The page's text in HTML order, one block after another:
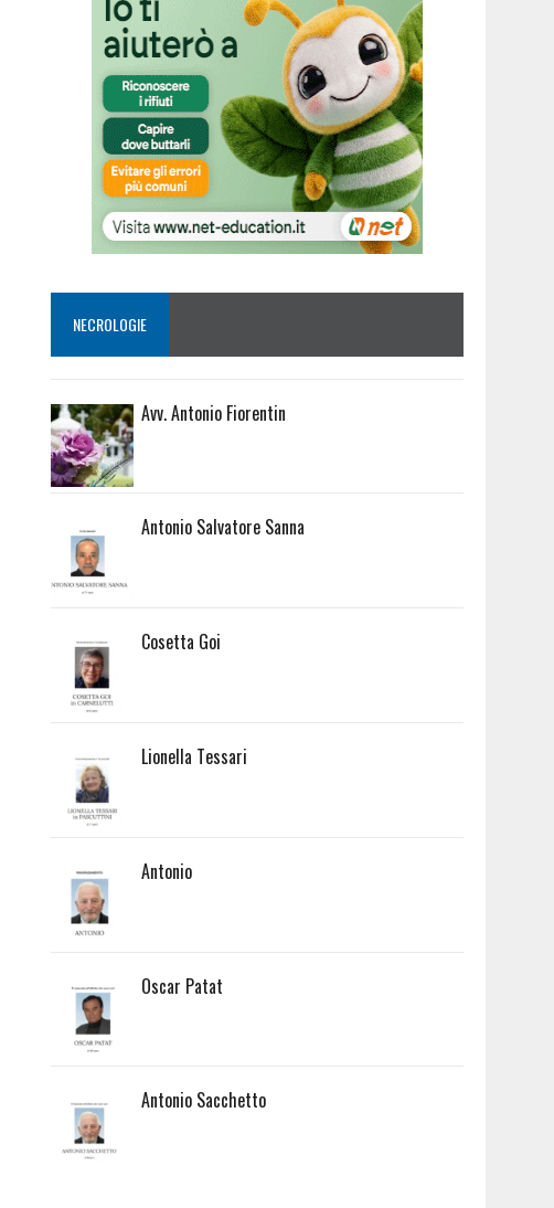
NECROLOGIE
Avv. Antonio Fiorentin
Antonio Salvatore Sanna
Cosetta Goi
Lionella Tessari
Antonio
Oscar Patat
Antonio Sacchetto